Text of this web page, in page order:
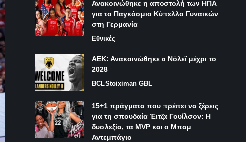
Ανακοινώθηκε η αποστολή των ΗΠΑ
για το Παγκόσμιο Κύπελλο Γυναικών
στη Γερμανία
Εθνικές
ΑΕΚ: Ανακοινώθηκε ο Νόλεϊ μέχρι το
2028
BCLStoiximan GBL
15+1 πράγματα που πρέπει να ξέρεις
για τη σπουδαία Έιτζα Γουίλσον: Η
δυσλεξία, τα MVP και ο Μπαμ
Αντεμπάγιο